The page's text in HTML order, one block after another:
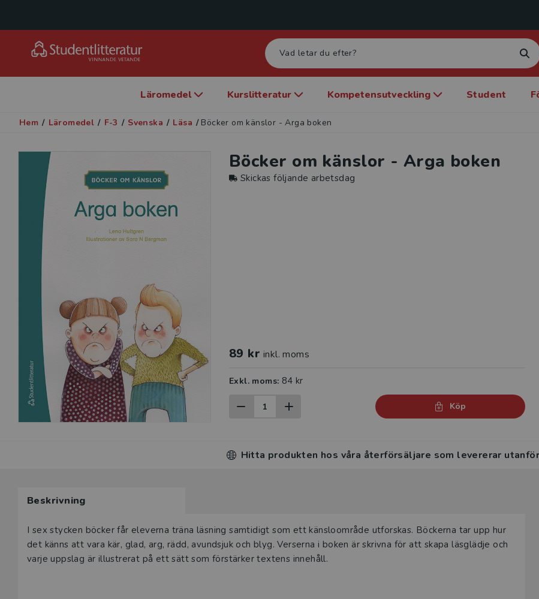
Läromedel Kurslitteratur Kompetensutveckling Student
Hem / Läromedel / F-3 / Svenska / Läsa / Böcker om känslor - Arga boken
Böcker om känslor - Arga boken
Skickas följande arbetsdag
89 kr inkl. moms
Exkl. moms: 84 kr
Köp
Hitta produkten hos våra återförsäljare som levererar
Beskrivning
I sex stycken böcker får eleverna träna läsning samtidigt som ett känsloområde utforskas. Böckerna tar upp hur
det känns att vara kär, glad, arg, rädd, avundsjuk och blyg. Verserna i boken är skrivna för att skapa läsglädje och
varje uppslag är illustrerat på ett sätt som förstärker textens innehåll.